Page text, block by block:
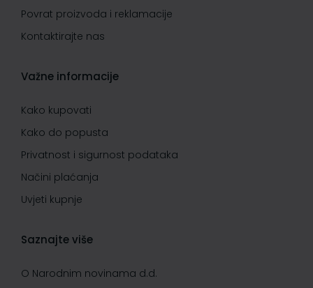
Povrat proizvoda i reklamacije
Kontaktirajte nas
Važne informacije
Kako kupovati
Kako do popusta
Privatnost i sigurnost podataka
Načini plaćanja
Uvjeti kupnje
Saznajte više
O Narodnim novinama d.d.